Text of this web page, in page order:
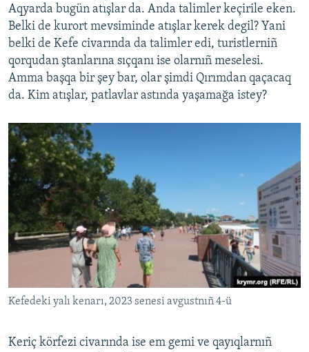
Aqyarda bugün atışlar da. Anda talimler keçirile eken.
Belki de kurort mevsiminde atışlar kerek degil? Yani
belki de Kefe civarında da talimler edi, turistlerniñ
qorqudan ştanlarına sıçqanı ise olarnıñ meselesi.
Amma başqa bir şey bar, olar şimdi Qırımdan qaçacaq
da. Kim atışlar, patlavlar astında yaşamağa istey?
Kefedeki yalı kenarı, 2023 senesi avgustnıñ 4-ü
Keriç körfezi civarında ise em gemi ve qayıqlarnıñ